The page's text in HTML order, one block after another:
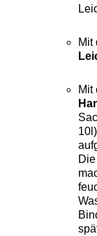
Mit
Mit